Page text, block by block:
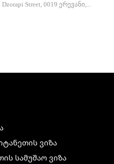
Street, 0019 ერევანი,...
ვიზა
სამუშაო ვიზა